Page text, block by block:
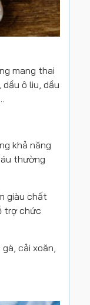
mang thai
ô liu, dầu
khả năng
thường
giàu chất
trợ chức
cải xoăn,